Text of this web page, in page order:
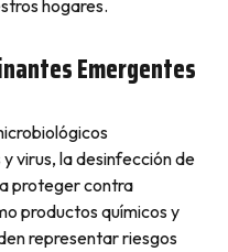
hogares.
Emergentes
virus, la desinfección de
proteger contra
productos químicos y
representar riesgos